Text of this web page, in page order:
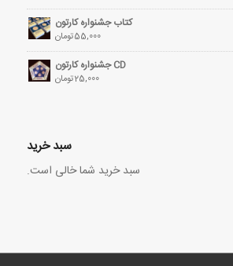
کتاب جشنواره کارتون
55,000تومان
CD جشنواره کارتون
25,000تومان
سبد خرید
سبد خرید شما خالی است.